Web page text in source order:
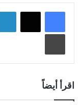
اقرأ أيضاً